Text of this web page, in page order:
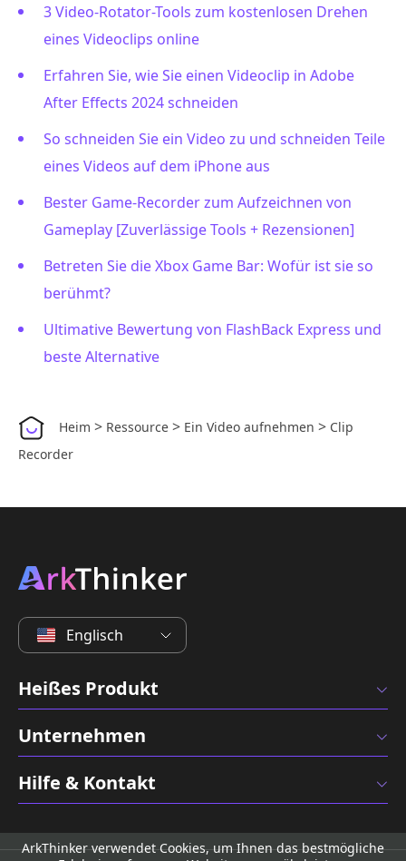
3 Video-Rotator-Tools zum kostenlosen Drehen
eines Videoclips online
Erfahren Sie, wie Sie einen Videoclip in Adobe
After Effects 2024 schneiden
So schneiden Sie ein Video zu und schneiden Teile
eines Videos auf dem iPhone aus
Bester Game-Recorder zum Aufzeichnen von
Gameplay [Zuverlässige Tools + Rezensionen]
Betreten Sie die Xbox Game Bar: Wofür ist sie so
berühmt?
Ultimative Bewertung von FlashBack Express und
beste Alternative
Heim > Ressource > Ein Video aufnehmen > Clip
Recorder
Englisch
Heißes Produkt
Unternehmen
Hilfe & Kontakt
ArkThinker verwendet Cookies, um Ihnen das bestmögliche